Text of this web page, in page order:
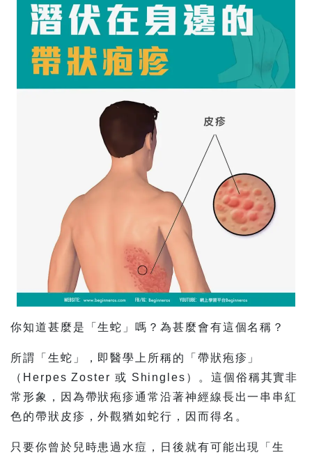
你知道甚麼是「生蛇」嗎？為甚麼會有這個名稱？
所謂「生蛇」，即醫學上所稱的「帶狀疱疹」
（Herpes Zoster 或 Shingles）。這個俗稱其實非
常形象，因為帶狀疱疹通常沿著神經線長出一串串紅
色的帶狀皮疹，外觀猶如蛇行，因而得名。
只要你曾於兒時患過水痘，日後就有可能出現「生